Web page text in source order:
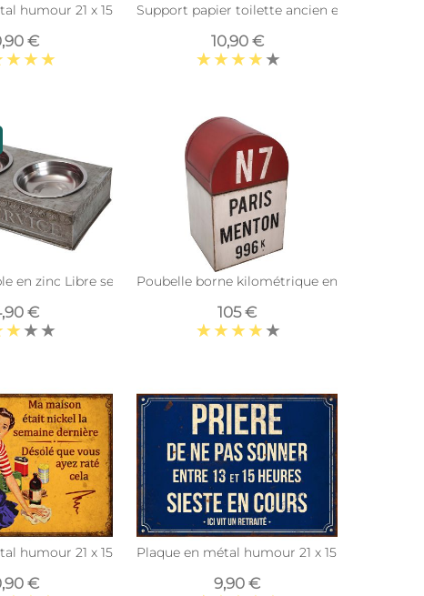
humour 21 x 15 cm (Sauvez l'eau…)
€
Support papier toilette ancien en zinc
10,90 €
en zinc Libre service 36 cm
€
Poubelle borne kilométrique en fer 33 x 33 x
105 €
humour 21 x 15 cm (Ma maison était nickel...)
€
Plaque en métal humour 21 x 15 cm (Prière
9,90 €